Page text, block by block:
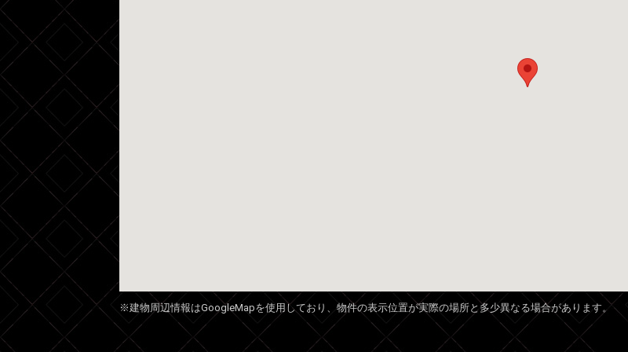
※建物周辺情報はGoogleMapを使用しており、物件の表示位置が実際の場所と多少異なる場合があります。